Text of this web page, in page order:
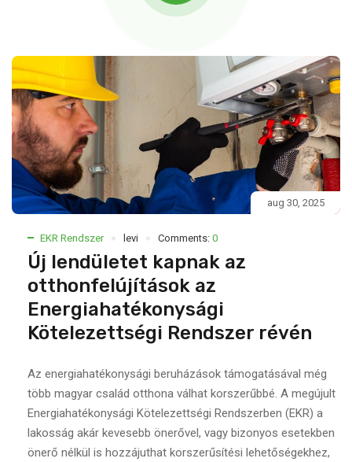
aug 30, 2025
EKR Rendszer levi Comments: 0
Új lendületet kapnak az
otthonfelújítások az
Energiahatékonysági
Kötelezettségi Rendszer révén
Az energiahatékonysági beruházások támogatásával még
több magyar család otthona válhat korszerűbbé. A megújult
Energiahatékonysági Kötelezettségi Rendszerben (EKR) a
lakosság akár kevesebb önerővel, vagy bizonyos esetekben
önerő nélkül is hozzájuthat korszerűsítési lehetőségekhez,